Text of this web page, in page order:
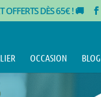
OFFERTS DÈS 65€ ! 🚚
OCCASION BLOG